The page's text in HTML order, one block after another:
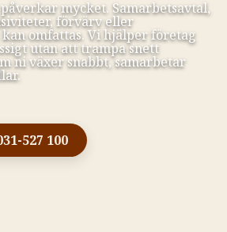
mycket. Samarbetsavtal,
förvärv eller
omfattas. Vi hjälper företag
utan att trampa snett
ni växer snabbt, samarbetar
527 100